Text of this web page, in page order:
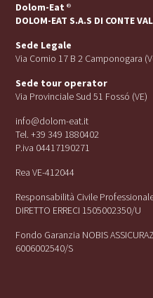
Dolom-Eat ®
DOLOM-EAT S.A.S DI CONTE
Sede Legale
Via Cornio 17 B 2 Camponogara
Sede tour operator
Via Provinciale Sud 51 Fossó (VE)
info@dolom-eat.it
Tel. +39 349 1880402
P.iva 04417190271
Rea VE-412044
Responsabilità Civile Professionale
DIRETTO ERRECI 1505002350/U
Fondo Garanzia NOBIS
6006002540/S